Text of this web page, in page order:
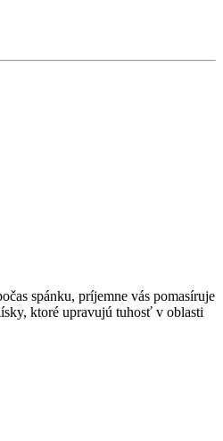
spánku, príjemne vás pomasíruje
ktoré upravujú tuhosť v oblasti